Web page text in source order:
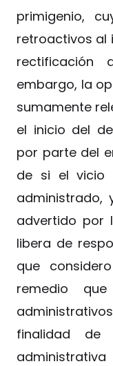
primigenio,
retroactivos al
rectificación
embargo, la
sumamente
el inicio del
por parte del
de si el vicio
administrado,
advertido por
libera de
que
remedio
finalidad